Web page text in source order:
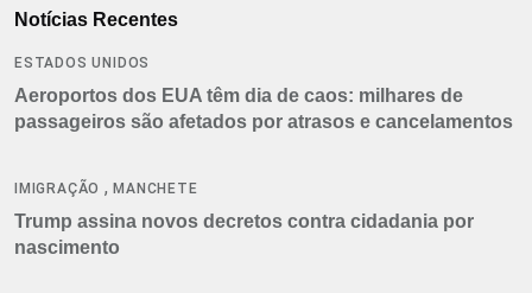
Notícias Recentes
ESTADOS UNIDOS
Aeroportos dos EUA têm dia de caos: milhares de
passageiros são afetados por atrasos e cancelamentos
IMIGRAÇÃO ,MANCHETE
Trump assina novos decretos contra cidadania por
nascimento